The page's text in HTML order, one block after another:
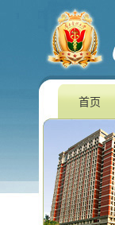
首页